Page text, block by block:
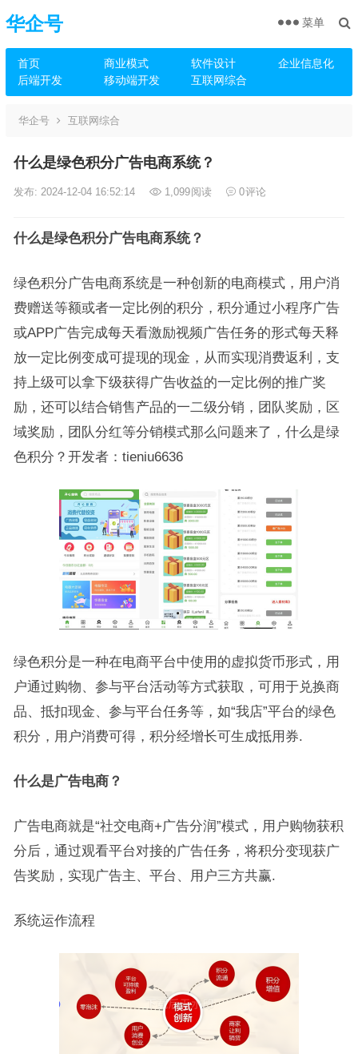
华企号
首页 商业模式 软件设计
企业信息化
后端开发
移动端开发 互联网综合
菜单
华企号 互联网综合
什么是绿色积分广告电商系统？
发布: 2024-12-04 16:52:14 1,099阅读 0评论
什么是绿色积分广告电商系统？
绿色积分广告电商系统是一种创新的电商模式，用户消
费赠送等额或者一定比例的积分，积分通过小程序广告
或APP广告完成每天看激励视频广告任务的形式每天释
放一定比例变成可提现的现金，从而实现消费返利，支
持上级可以拿下级获得广告收益的一定比例的推广奖
励，还可以结合销售产品的一二级分销，团队奖励，区
域奖励，团队分红等分销模式那么问题来了，什么是绿
色积分？开发者：tieniu6636
绿色积分是一种在电商平台中使用的虚拟货币形式，用
户通过购物、参与平台活动等方式获取，可用于兑换商
品、抵扣现金、参与平台任务等，如“我店”平台的绿色
积分，用户消费可得，积分经增长可生成抵用券.
什么是广告电商？
广告电商就是“社交电商+广告分润”模式，用户购物获积
分后，通过观看平台对接的广告任务，将积分变现获广
告奖励，实现广告主、平台、用户三方共赢.
系统运作流程